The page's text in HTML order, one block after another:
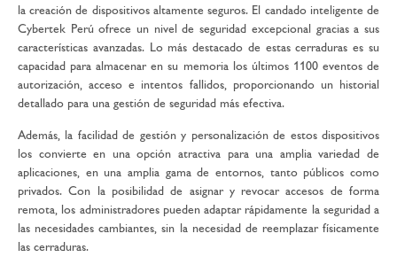
la creación de dispositivos altamente seguros. El candado inteligente de
Cybertek Perú ofrece un nivel de seguridad excepcional gracias a sus
características avanzadas. Lo más destacado de estas cerraduras es su
capacidad para almacenar en su memoria los últimos 1100 eventos de
autorización, acceso e intentos fallidos, proporcionando un historial
detallado para una gestión de seguridad más efectiva.
Además, la facilidad de gestión y personalización de estos dispositivos
los convierte en una opción atractiva para una amplia variedad de
aplicaciones, en una amplia gama de entornos, tanto públicos como
privados. Con la posibilidad de asignar y revocar accesos de forma
remota, los administradores pueden adaptar rápidamente la seguridad a
las necesidades cambiantes, sin la necesidad de reemplazar físicamente
las cerraduras.